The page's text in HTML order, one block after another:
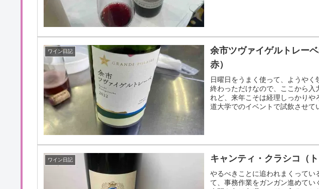
ワイン日記
余市ツヴァイゲルトレー
赤）
日曜日をうまく使って、ようや
終わっただけなので、ここから
れど、来年こそは経理しっかり
道大学でのイベントで試飲させて
ワイン日記 キャンティ・クラシコ（ト
やるべきことに追われまくってい
て、事務作業をガンガン進めてい